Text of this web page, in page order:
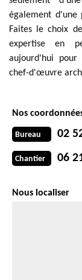
également d'une
Faites le choix
expertise en
aujourd'hui
chef-d'œuvre
Nos
Bureau 02
Chantier 06
Nous localiser